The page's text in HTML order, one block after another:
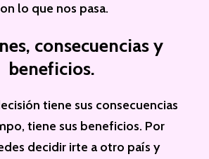
lo que nos pasa.
consecuencias y
beneficios.
tiene sus consecuencias
tiene sus beneficios. Por
decidir irte a otro país y